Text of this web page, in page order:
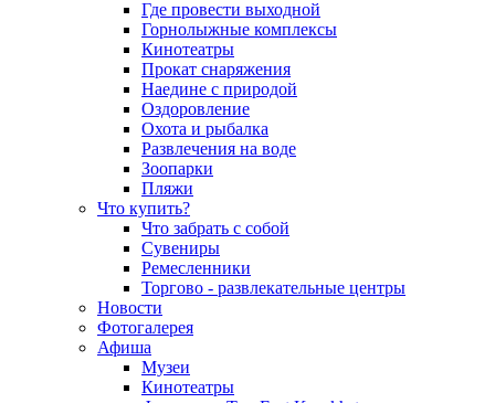
Где провести выходной
Горнолыжные комплексы
Кинотеатры
Прокат снаряжения
Наедине с природой
Оздоровление
Охота и рыбалка
Развлечения на воде
Зоопарки
Пляжи
Что купить?
Что забрать с собой
Сувениры
Ремесленники
Торгово - развлекательные центры
Новости
Фотогалерея
Афиша
Музеи
Кинотеатры